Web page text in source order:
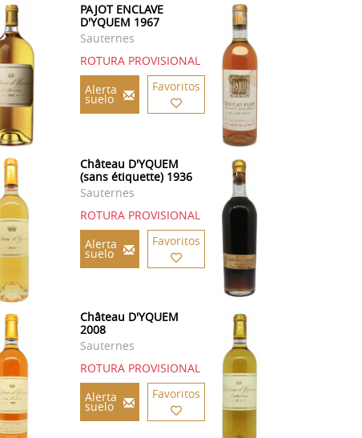
PAJOT ENCLAVE
D'YQUEM 1967
Sauternes
ROTURA PROVISIONAL
Alerta
suelo
Favoritos
Château D'YQUEM
(sans étiquette) 1936
Sauternes
ROTURA PROVISIONAL
Alerta
suelo
Favoritos
Château D'YQUEM
2008
Sauternes
ROTURA PROVISIONAL
Alerta
suelo
Favoritos